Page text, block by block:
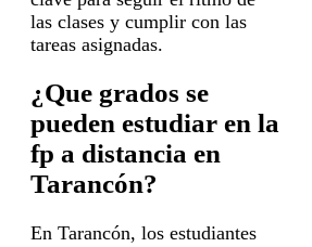
las clases y cumplir con las
tareas asignadas.
¿Que grados se
pueden estudiar en la
fp a distancia en
Tarancón?
En Tarancón, los estudiantes